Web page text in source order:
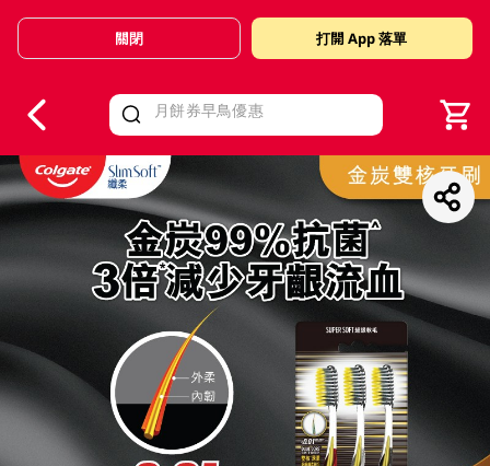
Valid Until 30 June 2026
關閉 打開 App 落單